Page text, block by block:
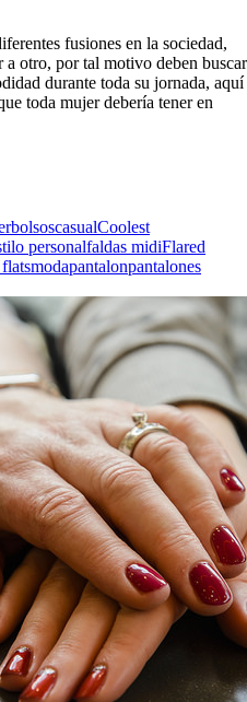
fusiones en la sociedad,
otro, por tal motivo deben buscar
durante toda su jornada, aquí
toda mujer debería tener en
bolsoscasualCoolest
personalfaldas midiFlared
modapantalonpantalones